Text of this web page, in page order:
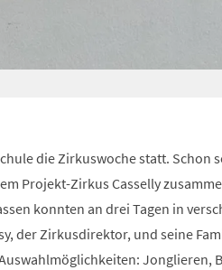
die Zirkuswoche statt. Schon
Projekt-Zirkus Casselly
konnten an drei Tagen in
der Zirkusdirektor, und seine
Jonglieren,